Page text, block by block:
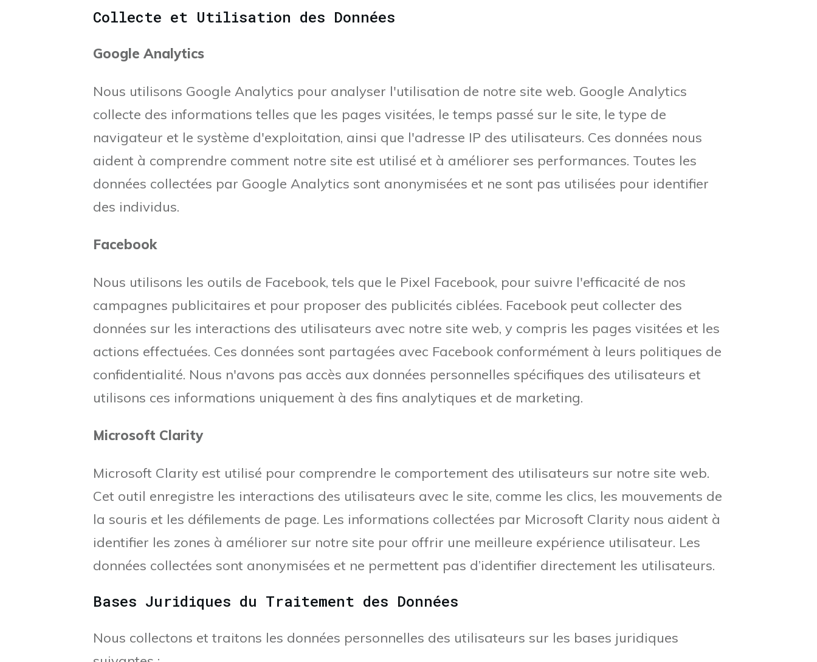
Collecte et Utilisation des Données
Google Analytics
Nous utilisons Google Analytics pour analyser l'utilisation de notre site web. Google Analytics
collecte des informations telles que les pages visitées, le temps passé sur le site, le type de
navigateur et le système d'exploitation, ainsi que l'adresse IP des utilisateurs. Ces données nous
aident à comprendre comment notre site est utilisé et à améliorer ses performances. Toutes les
données collectées par Google Analytics sont anonymisées et ne sont pas utilisées pour identifier
des individus.
Facebook
Nous utilisons les outils de Facebook, tels que le Pixel Facebook, pour suivre l'efficacité de nos
campagnes publicitaires et pour proposer des publicités ciblées. Facebook peut collecter des
données sur les interactions des utilisateurs avec notre site web, y compris les pages visitées et les
actions effectuées. Ces données sont partagées avec Facebook conformément à leurs politiques de
confidentialité. Nous n'avons pas accès aux données personnelles spécifiques des utilisateurs et
utilisons ces informations uniquement à des fins analytiques et de marketing.
Microsoft Clarity
Microsoft Clarity est utilisé pour comprendre le comportement des utilisateurs sur notre site web.
Cet outil enregistre les interactions des utilisateurs avec le site, comme les clics, les mouvements de
la souris et les défilements de page. Les informations collectées par Microsoft Clarity nous aident à
identifier les zones à améliorer sur notre site pour offrir une meilleure expérience utilisateur. Les
données collectées sont anonymisées et ne permettent pas d’identifier directement les utilisateurs.
Bases Juridiques du Traitement des Données
Nous collectons et traitons les données personnelles des utilisateurs sur les bases juridiques